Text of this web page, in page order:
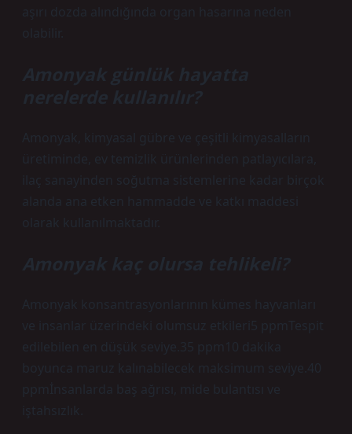
aşırı dozda alındığında organ hasarına neden
olabilir.
Amonyak günlük hayatta
nerelerde kullanılır?
Amonyak, kimyasal gübre ve çeşitli kimyasalların
üretiminde, ev temizlik ürünlerinden patlayıcılara,
ilaç sanayinden soğutma sistemlerine kadar birçok
alanda ana etken hammadde ve katkı maddesi
olarak kullanılmaktadır.
Amonyak kaç olursa tehlikeli?
Amonyak konsantrasyonlarının kümes hayvanları
ve insanlar üzerindeki olumsuz etkileri5 ppmTespit
edilebilen en düşük seviye.35 ppm10 dakika
boyunca maruz kalınabilecek maksimum seviye.40
ppmİnsanlarda baş ağrısı, mide bulantısı ve
iştahsızlık.